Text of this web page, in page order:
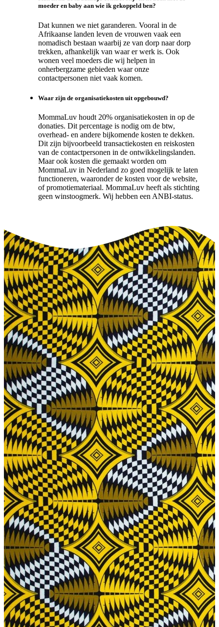
moeder en baby aan wie ik gekoppeld ben?
Dat kunnen we niet garanderen. Vooral in de
Afrikaanse landen leven de vrouwen vaak een
nomadisch bestaan waarbij ze van dorp naar dorp
trekken, afhankelijk van waar er werk is. Ook
wonen veel moeders die wij helpen in
onherbergzame gebieden waar onze
contactpersonen niet vaak komen.
Waar zijn de organisatiekosten uit opgebouwd?
MommaLuv houdt 20% organisatiekosten in op de
donaties. Dit percentage is nodig om de btw,
overhead- en andere bijkomende kosten te dekken.
Dit zijn bijvoorbeeld transactiekosten en reiskosten
van de contactpersonen in de ontwikkelingslanden.
Maar ook kosten die gemaakt worden om
MommaLuv in Nederland zo goed mogelijk te laten
functioneren, waaronder de kosten voor de website,
of promotiemateriaal. MommaLuv heeft als stichting
geen winstoogmerk. Wij hebben een ANBI-status.